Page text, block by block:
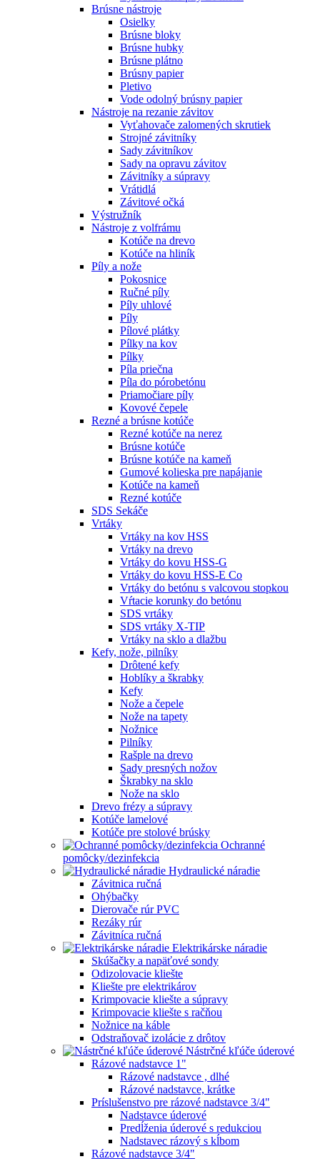
Brúsne nástroje
Osielky
Brúsne bloky
Brúsne hubky
Brúsne plátno
Brúsny papier
Pletivo
Vode odolný brúsny papier
Nástroje na rezanie závitov
Vyťahovače zalomených skrutiek
Strojné závitníky
Sady závitníkov
Sady na opravu závitov
Závitníky a súpravy
Vrátidlá
Závitové očká
Výstružník
Nástroje z volfrámu
Kotúče na drevo
Kotúče na hliník
Píly a nože
Pokosnice
Ručné píly
Píly uhlové
Píly
Pílové plátky
Pílky na kov
Pílky
Píla priečna
Píla do pórobetónu
Priamočiare píly
Kovové čepele
Rezné a brúsne kotúče
Rezné kotúče na nerez
Brúsne kotúče
Brúsne kotúče na kameň
Gumové kolieska pre napájanie
Kotúče na kameň
Rezné kotúče
SDS Sekáče
Vrtáky
Vrtáky na kov HSS
Vrtáky na drevo
Vrtáky do kovu HSS-G
Vrtáky do kovu HSS-E Co
Vrtáky do betónu s valcovou stopkou
Vŕtacie korunky do betónu
SDS vrtáky
SDS vrtáky X-TIP
Vrtáky na sklo a dlažbu
Kefy, nože, pilníky
Drôtené kefy
Hoblíky a škrabky
Kefy
Nože a čepele
Nože na tapety
Nožnice
Pilníky
Rašple na drevo
Sady presných nožov
Škrabky na sklo
Nože na sklo
Drevo frézy a súpravy
Kotúče lamelové
Kotúče pre stolové brúsky
Ochranné
pomôcky/dezinfekcia
Hydraulické náradie
Závitnica ručná
Ohýbačky
Dierovače rúr PVC
Rezáky rúr
Závitníca ručná
Elektrikárske náradie
Skúšačky a napäťové sondy
Odizolovacie kliešte
Kliešte pre elektrikárov
Krimpovacie kliešte a súpravy
Krimpovacie kliešte s račňou
Nožnice na káble
Odstraňovač izolácie z drôtov
Nástrčné kľúče úderové
Rázové nadstavce 1"
Rázové nadstavce , dlhé
Rázové nadstavce, krátke
Príslušenstvo pre rázové nadstavce 3/4"
Nadstavce úderové
Predĺženia úderové s redukciou
Nadstavec rázový s kĺbom
Rázové nadstavce 3/4"